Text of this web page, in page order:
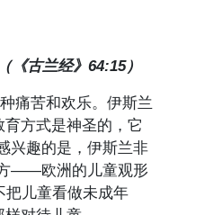
古兰经》64:15）
痛苦和欢乐。伊斯兰
方式是神圣的，它
兴趣的是，伊斯兰非
——欧洲的儿童观形
把儿童看做未成年